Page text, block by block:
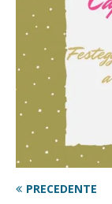
PRECEDENTE